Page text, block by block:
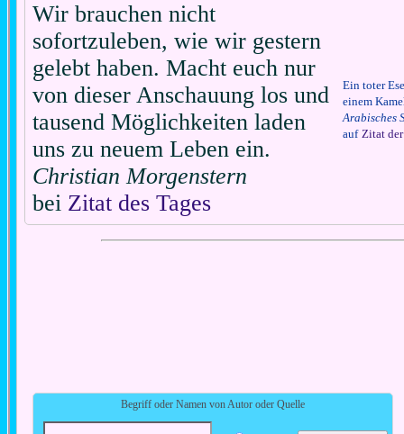
Wir brauchen nicht
sofortzuleben, wie wir gestern
gelebt haben. Macht euch nur
von dieser Anschauung los und
tausend Möglichkeiten laden
uns zu neuem Leben ein.
Christian Morgenstern
bei Zitat des Tages
Ein toter
einem
Arabisches
auf Zitat
Begriff oder Namen von Autor oder Quelle